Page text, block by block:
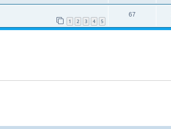
1 2 3 4 5
67